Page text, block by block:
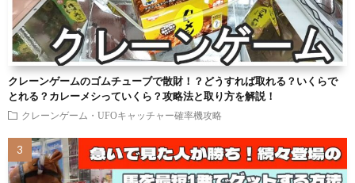
クレーンゲームのゴムチューブで散財！？どうすれば取れる？いくらで
とれる？カレーメシっていくら？攻略法と取り方を解説！
クレーンゲーム・UFOキャッチャー確率機攻略